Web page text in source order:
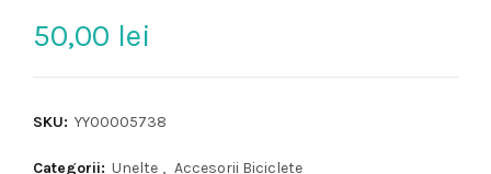
50,00 lei
SKU: YY00005738
Categorii: Unelte , Accesorii Biciclete